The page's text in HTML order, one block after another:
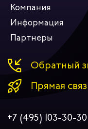
Компания
Информация
Партнеры
Обратный
Прямая
+7 (495) 103-30-30